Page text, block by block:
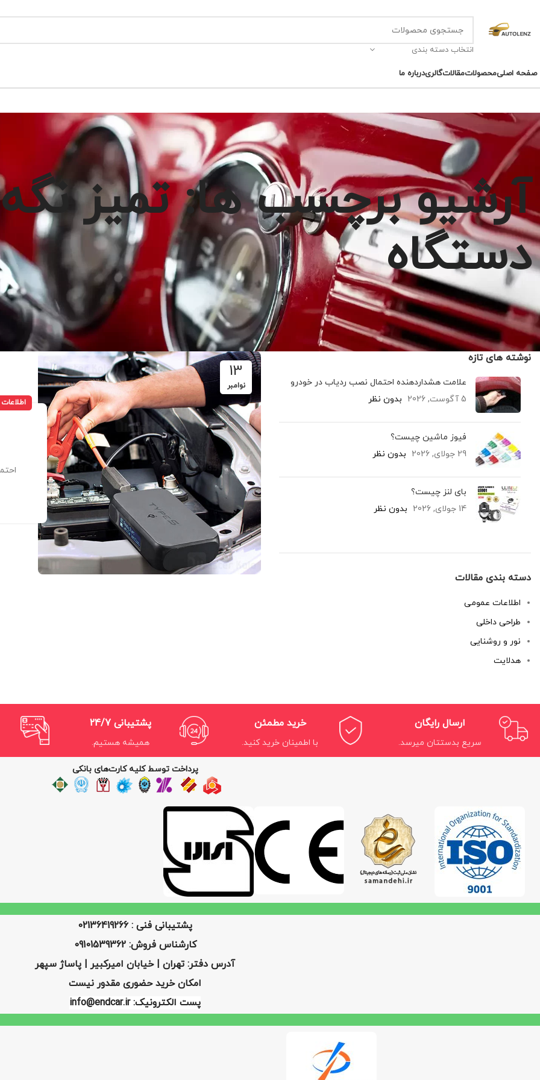
انتخاب دسته بندی
صفحه اصلیمحصولاتمقالاتگالریدرباره ما
آرشیو برچسب ها: تمیز
دستگاه
13
نوامبر
نوشته های تازه
علامت هشداردهنده احتمال نصب ردیاب در خودرو
5 آگوست, 2026
بدون نظر
فیوز ماشین چیست؟
29 جولای, 2026
بدون نظر
بای لنز چیست؟
14 جولای, 2026
بدون نظر
دسته بندی مقالات
اطلاعات عمومی
طراحی داخلی
نور و روشنایی
هدلایت
ارسال رایگان
سریع بدستتان میرسد.
خرید مطمئن
با اطمینان خرید کنید.
پشتیبانی 24/7
همیشه هستیم.
پرداخت توسط کلیه کارت‌های بانکی
پشتیبانی فنی : 02136419266
کارشناس فروش: 09101539362
آدرس دفتر: تهران | خیابان امیرکبیر | پاساژ سپهر
امکان خرید حضوری مقدور نیست
پست الکترونیک: info@endcar.ir